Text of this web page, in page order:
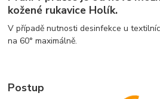
kožené rukavice Holík.
V případě nutnosti desinfekce u
na 60° maximálně.
Postup